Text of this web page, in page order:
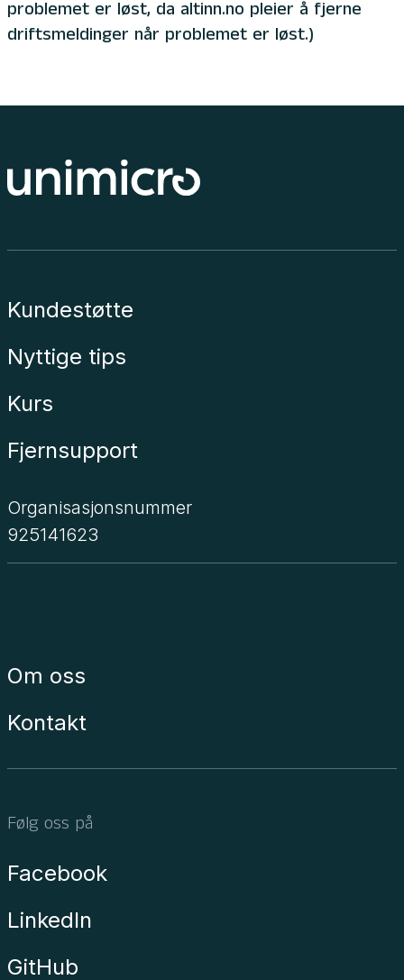
problemet er løst, da altinn.no pleier å fjerne
driftsmeldinger når problemet er løst.)
Kundestøtte
Nyttige tips
Kurs
Fjernsupport
Organisasjonsnummer
925141623
Om oss
Kontakt
Følg oss på
Facebook
LinkedIn
GitHub